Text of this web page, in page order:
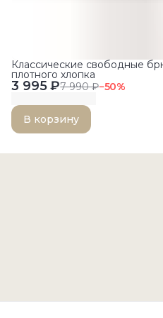
3 995 ₽7 990 ₽−50%
Классические свободные
плотного хлопка
В корзину